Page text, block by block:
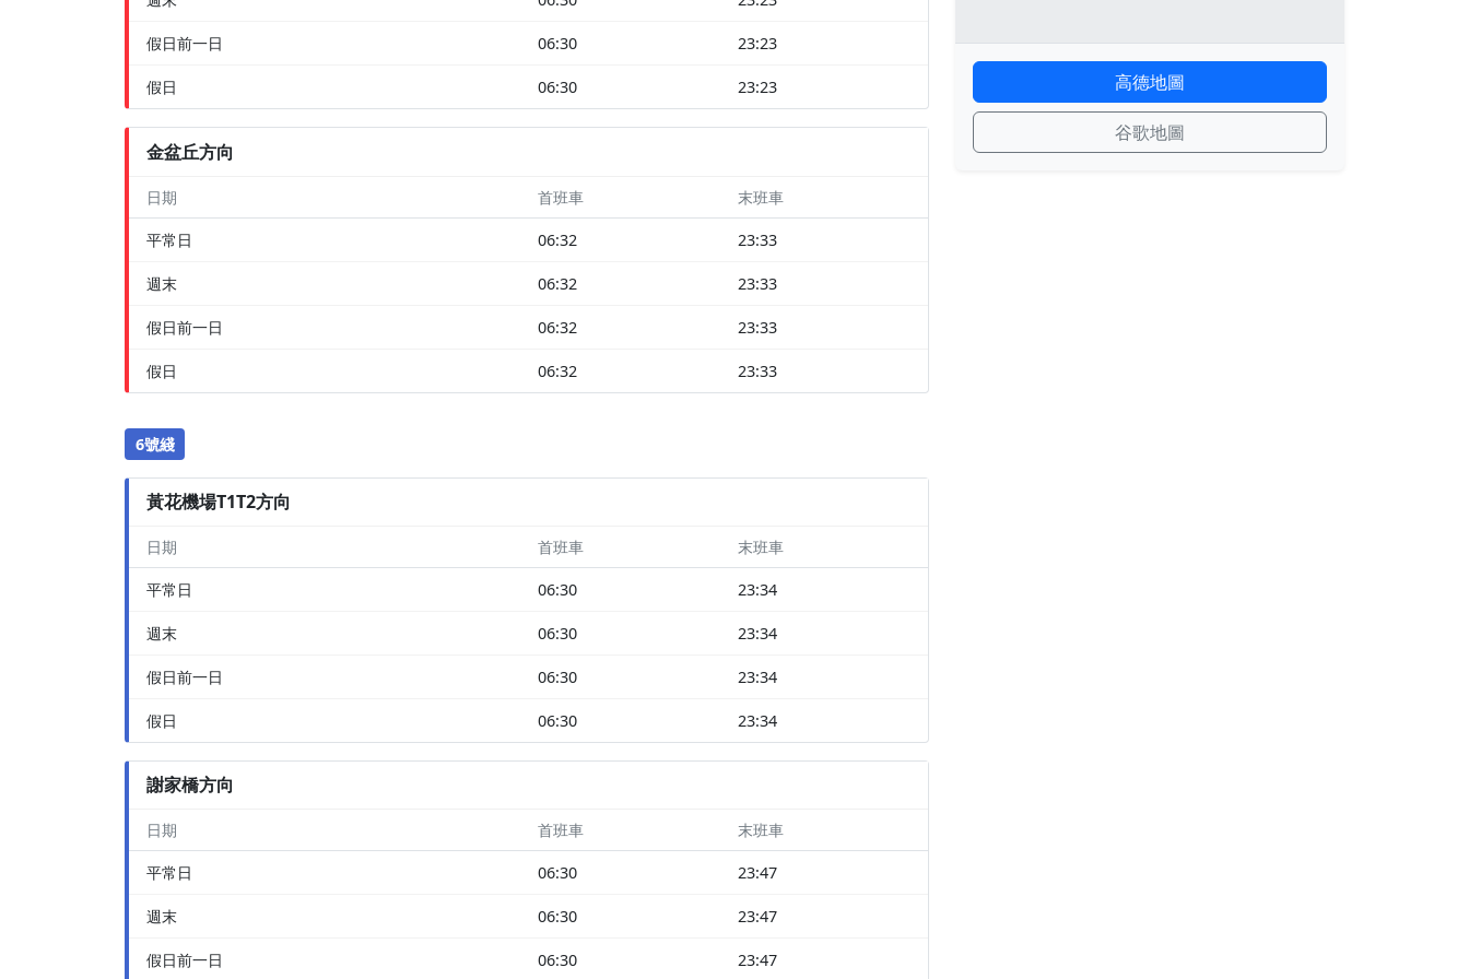
假日前一日 06:30 23:23
假日 06:30 23:23
金盆丘方向
日期 首班車 末班車
平常日 06:32 23:33
週末 06:32 23:33
假日前一日 06:32 23:33
假日 06:32 23:33
6號綫
黃花機場T1T2方向
日期 首班車 末班車
平常日 06:30 23:34
週末 06:30 23:34
假日前一日 06:30 23:34
假日 06:30 23:34
謝家橋方向
日期 首班車 末班車
平常日 06:30 23:47
週末 06:30 23:47
假日前一日 06:30 23:47
高德地圖
谷歌地圖